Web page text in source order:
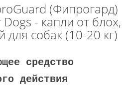
(Фипрогард)
- капли от блох,
собак (10-20 кг)
средство
действия